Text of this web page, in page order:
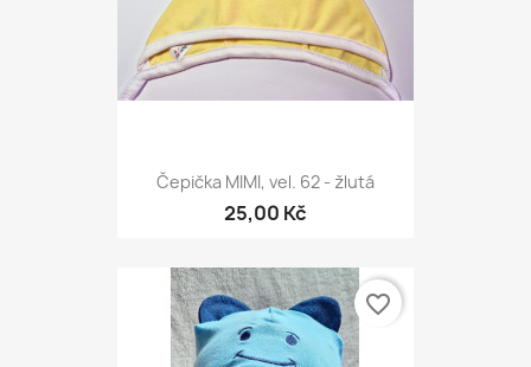
Čepička MIMI, vel. 62 - žlutá
25,00 Kč
favorite_border